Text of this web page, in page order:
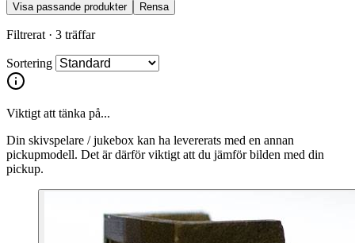
Visa passande produkter Rensa
Filtrerat · 3 träffar
Sortering
Viktigt att tänka på...
Din skivspelare / jukebox kan ha levererats med en annan
pickupmodell. Det är därför viktigt att du jämför bilden med din
pickup.